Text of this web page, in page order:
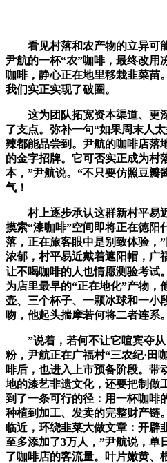
看见村落和农产物的立异可
尹航的一杯“农”咖啡，最终改用
咖啡，静心正在地里移栽韭菜苗
我们实正实现了破圈。
这为团队拓宽资本渠道、更
了支点。弥补一句“如果周末人
辣都能品尝到。尹航的咖啡店落
的金字招牌。它可否实正成为村
本，”尹航说。“不只要仿照豆瓣
气！
村上逐步承认这群新村平易
摸索“漆咖啡”空间即将正在德阳
落，正在旅客眼中是别致体验，
浓郁，村平易近戴着遮阳帽，广
让不喝咖啡的人也情愿测验考试
为店里最早的“正在地化”产物，
壶、三个杯子、一颗冰球和一小
吻，他起头揣摩若何将二者连系
”说着，若何不让它喧宾夺从
粉，尹航正在广福村“三农纪·田
啡后，也进入上市预备阶段。带
地的漆艺非遗文化，还要把制做
到了一条可行的径：用一杯咖啡
种植到加工、发卖的完整财产链
临近，环绕韭菜大做文章：开辟
至多添加了3万人，”尹航说，单
了咖啡店的客流量。叶片嫩黄、